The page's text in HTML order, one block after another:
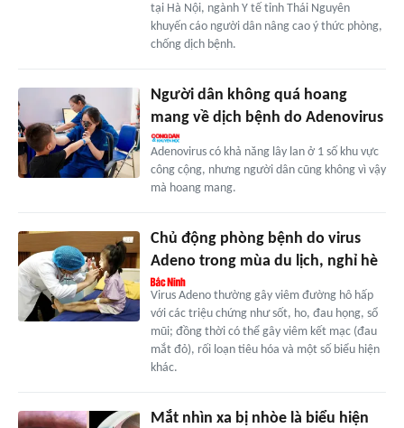
tại Hà Nội, ngành Y tế tỉnh Thái Nguyên
khuyến cáo người dân nâng cao ý thức phòng,
chống dịch bệnh.
Người dân không quá hoang
mang về dịch bệnh do Adenovirus
Adenovirus có khả năng lây lan ở 1 số khu vực
công cộng, nhưng người dân cũng không vì vậy
mà hoang mang.
Chủ động phòng bệnh do virus
Adeno trong mùa du lịch, nghỉ hè
Virus Adeno thường gây viêm đường hô hấp
với các triệu chứng như sốt, ho, đau họng, sổ
mũi; đồng thời có thể gây viêm kết mạc (đau
mắt đỏ), rối loạn tiêu hóa và một số biểu hiện
khác.
Mắt nhìn xa bị nhòe là biểu hiện